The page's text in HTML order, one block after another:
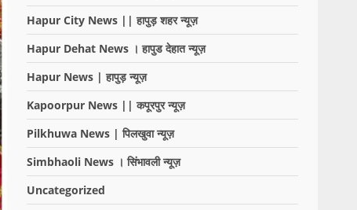
Hapur City News || हापुड़ शहर न्यूज़
Hapur Dehat News । हापुड देहात न्यूज़
Hapur News | हापुड़ न्यूज़
Kapoorpur News || कपूरपुर न्यूज़
Pilkhuwa News | पिलखुवा न्यूज़
Simbhaoli News । सिंभावली न्यूज़
Uncategorized